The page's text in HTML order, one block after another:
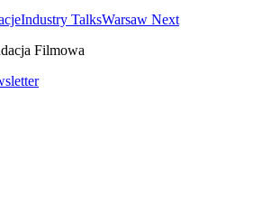
Industry TalksWarsaw Next
Filmowa